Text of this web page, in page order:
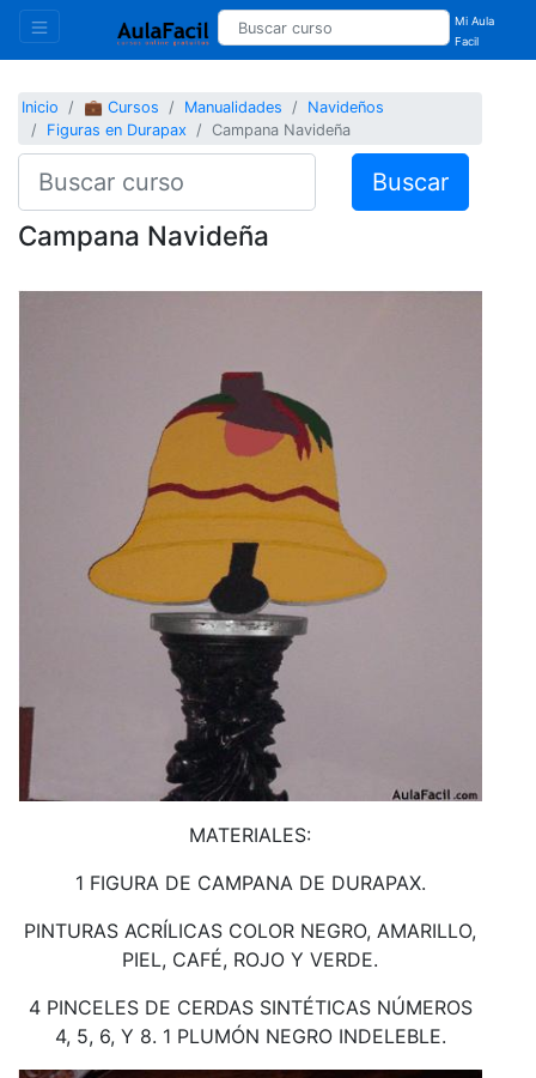
Mi Aula
Facil
Inicio 💼 Cursos Manualidades
Navideños
Figuras en Durapax
Campana Navideña
Buscar
Campana Navideña
MATERIALES:
1 FIGURA DE CAMPANA DE DURAPAX.
PINTURAS ACRÍLICAS COLOR NEGRO, AMARILLO,
PIEL, CAFÉ, ROJO Y VERDE.
4 PINCELES DE CERDAS SINTÉTICAS NÚMEROS
4, 5, 6, Y 8. 1 PLUMÓN NEGRO INDELEBLE.